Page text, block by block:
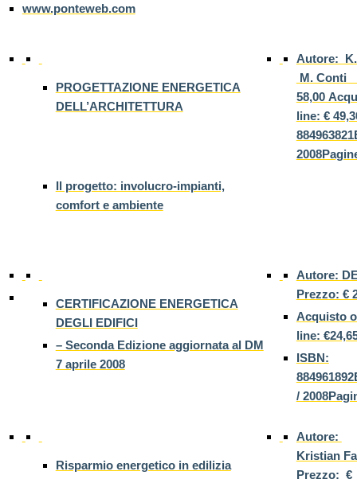
www.ponteweb.com
PROGETTAZIONE ENERGETICA
DELL’ARCHITETTURA
Il progetto: involucro-impianti,
comfort e ambiente
Autore:
M. Conti
58,00
line: €
CERTIFICAZIONE ENERGETICA
DEGLI EDIFICI
– Seconda Edizione aggiornata al DM
7 aprile 2008
Autore:
Prezzo: €
Acquisto
line:
ISBN:
/
Risparmio energetico in edilizia
Autore:
Kristian
Prezzo: €